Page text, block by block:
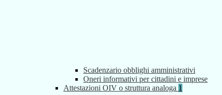
Scadenzario obblighi amministrativi
Oneri informativi per cittadini e imprese
Attestazioni OIV o struttura analoga 1